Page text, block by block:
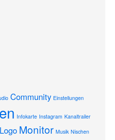
Community Einstellungen
Infokarte Instagram Kanaltrailer
Logo Monitor Musik Nischen